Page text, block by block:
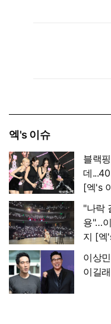
엑's 이슈
블랙
데
[엑's
"나락
용"…
지 [엑
이상
이길